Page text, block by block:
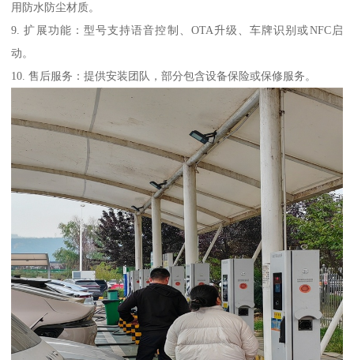
用防水防尘材质。
9. 扩展功能：型号支持语音控制、OTA升级、车牌识别或NFC启
动。
10. 售后服务：提供安装团队，部分包含设备保险或保修服务。